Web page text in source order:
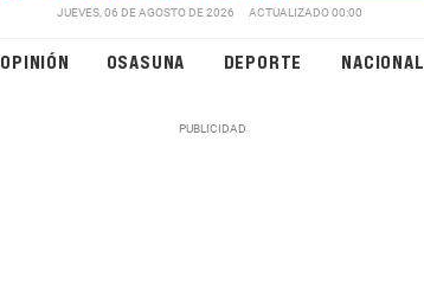
JUEVES, 06 DE AGOSTO DE 2026 ACTUALIZADO 00:00
OPINIÓN OSASUNA DEPORTE NACIONAL